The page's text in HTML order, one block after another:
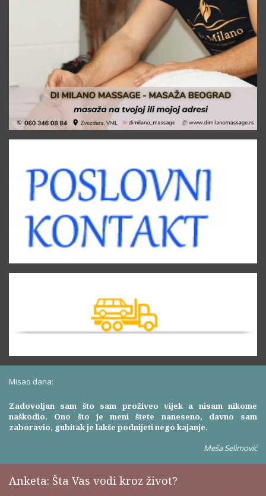
Misao dana:
Zadovoljan sam što sam proživeo vijek a nisam nikome
naškodio. Ono što je meni štete naneseno, davno sam
zaboravio, gubitak je lakše podnijeti nego kajanje.
Meša Selimović
Anketa: Šta Vas vodi kroz život?